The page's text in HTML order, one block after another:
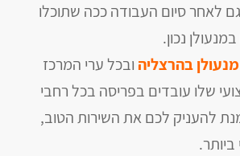
לאחר סיום העבודה ככה שתוכלו
נכון.
מנעולן בהרצליה ובכל ערי המרכז
שלו עובדים בפריסה בכל רחבי
להעניק לכם את השירות הטוב,